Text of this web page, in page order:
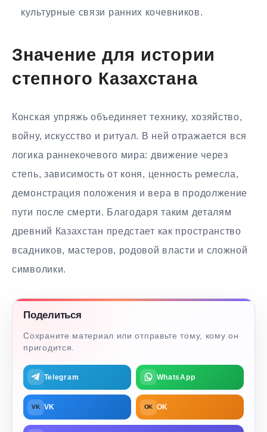
культурные связи ранних кочевников.
Значение для истории
степного Казахстана
Конская упряжь объединяет технику, хозяйство,
войну, искусство и ритуал. В ней отражается вся
логика раннекочевого мира: движение через
степь, зависимость от коня, ценность ремесла,
демонстрация положения и вера в продолжение
пути после смерти. Благодаря таким деталям
древний Казахстан предстает как пространство
всадников, мастеров, родовой власти и сложной
символики.
Поделиться
Сохраните материал или отправьте тому, кому он
пригодится.
Telegram WhatsApp
VK VK OK OK